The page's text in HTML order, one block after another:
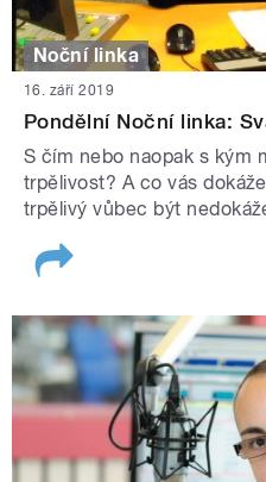
Noční linka
16. září 2019
Pondělní Noční linka:
S čím nebo naopak s kým
trpělivost? A co vás
trpělivý vůbec být